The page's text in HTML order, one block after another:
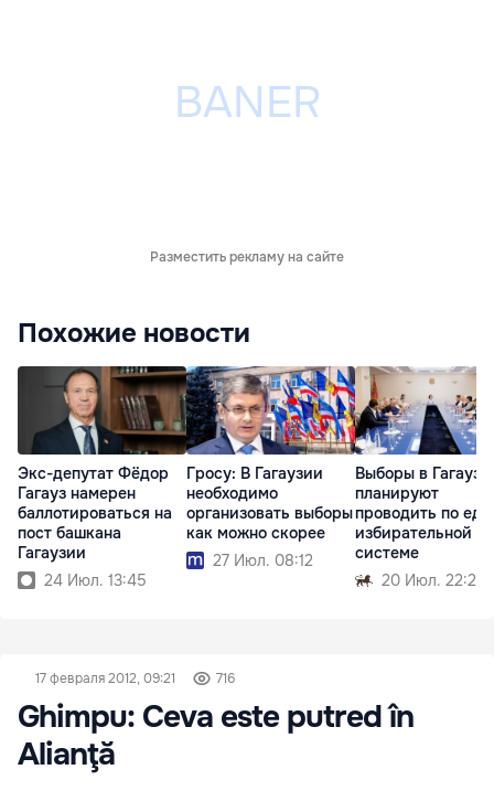
Разместить рекламу на сайте
Похожие новости
Экс-депутат Фёдор
Гагауз намерен
баллотироваться на
пост башкана
Гагаузии
24 Июл. 13:45
Гросу: В Гагаузии
необходимо
организовать выборы
как можно скорее
27 Июл. 08:12
Выборы в
планируют
проводить по
избирательной
системе
20 Июл. 22:22
17 февраля 2012, 09:21 716
Ghimpu: Ceva este putred în
Alianţă